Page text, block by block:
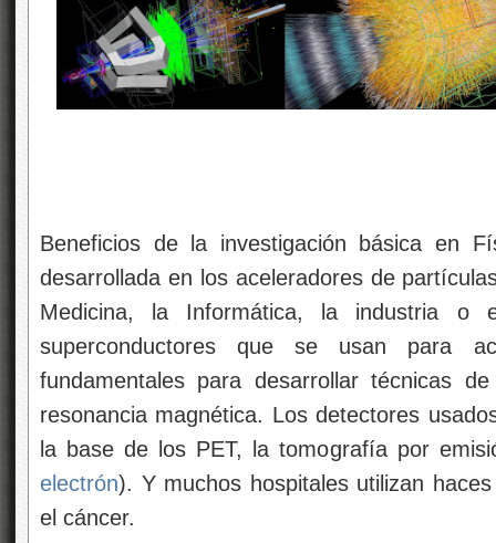
Beneficios de la investigación básica en
desarrollada en los aceleradores de
Medicina, la Informática, la industria o
superconductores que se usan para
fundamentales para desarrollar técnicas
resonancia magnética. Los detectores
la base de los PET, la tomografía por
electrón). Y muchos hospitales utilizan
el cáncer.